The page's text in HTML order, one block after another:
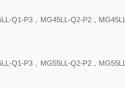
Q1-P3 ， MG45LL-Q2-P2， MG4
Q1-P3 ， MG55LL-Q2-P2， MG5